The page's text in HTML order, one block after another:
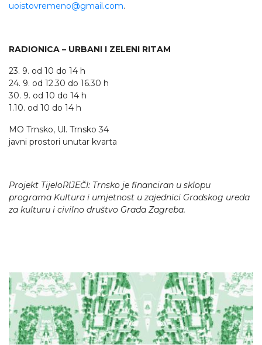
uoistovremeno@gmail.com.
RADIONICA – URBANI I ZELENI RITAM
23. 9. od 10 do 14 h
24. 9. od 12.30 do 16.30 h
30. 9. od 10 do 14 h
1.10. od 10 do 14 h
MO Trnsko, Ul. Trnsko 34
javni prostori unutar kvarta
Projekt TijeloRIJEČI: Trnsko je financiran u sklopu
programa Kultura i umjetnost u zajednici Gradskog ureda
za kulturu i civilno društvo Grada Zagreba.